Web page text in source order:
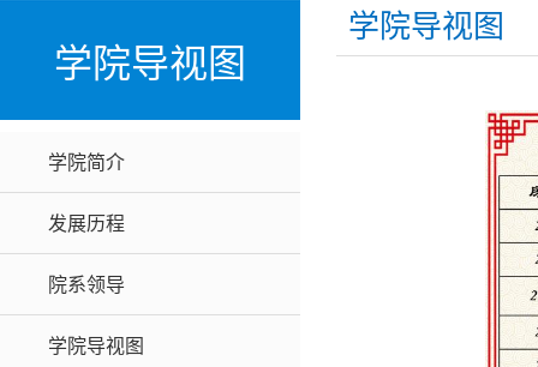
学院导视图
学院简介
发展历程
院系领导
学院导视图
学院导视图